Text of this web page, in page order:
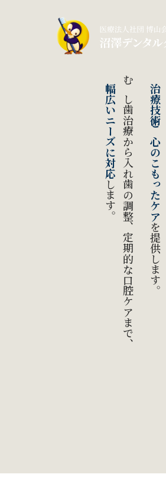
治療技術と心のこもったケア
を
提供します。
むし歯治療から入れ歯の調整、定期的な口腔ケア
まで、
幅広いニーズに対応
します。